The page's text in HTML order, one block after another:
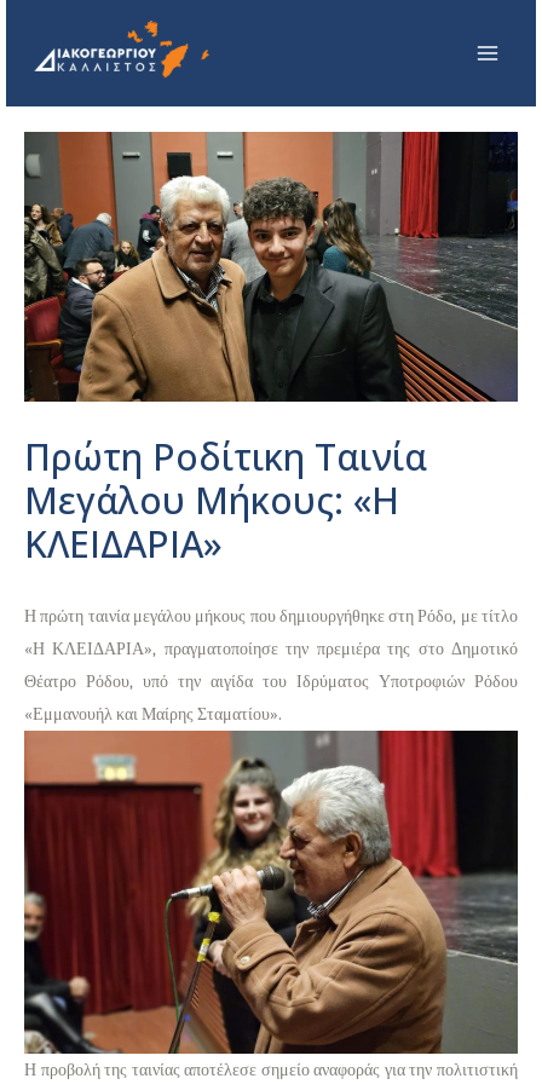
Πρώτη Ροδίτικη Ταινία
Μεγάλου Μήκους: «Η
ΚΛΕΙΔΑΡΙΑ»
Η πρώτη ταινία μεγάλου μήκους που δημιουργήθηκε στη Ρόδο, με τίτλο
«Η ΚΛΕΙΔΑΡΙΑ», πραγματοποίησε την πρεμιέρα της στο Δημοτικό
Θέατρο Ρόδου, υπό την αιγίδα του Ιδρύματος Υποτροφιών Ρόδου
«Εμμανουήλ και Μαίρης Σταματίου».
Η προβολή της ταινίας αποτέλεσε σημείο αναφοράς για την πολιτιστική